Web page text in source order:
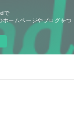
で
ホームページやブログをつ